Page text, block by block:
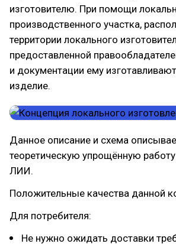
изготовителю. При помощи
производственного участка,
территории локального
предоставленной
и документации ему
изделие.
Данное описание и схема
теоретическую упрощённую
ЛИИ.
Положительные качества данной
Для потребителя:
Не нужно ожидать доставки